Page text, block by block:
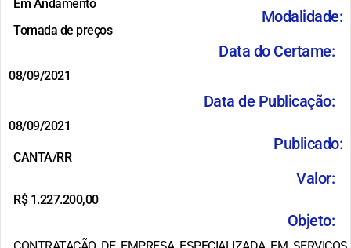
Em Andamento
Modalidade:
Tomada de preços
Data do Certame:
08/09/2021
Data de Publicação:
08/09/2021
Publicado:
CANTA/RR
Valor:
R$ 1.227.200,00
Objeto: